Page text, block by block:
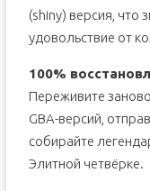
(shiny) версия, что
удовольствие от
100%
Переживите
GBA-версий,
собирайте
Элитной четвёрке.